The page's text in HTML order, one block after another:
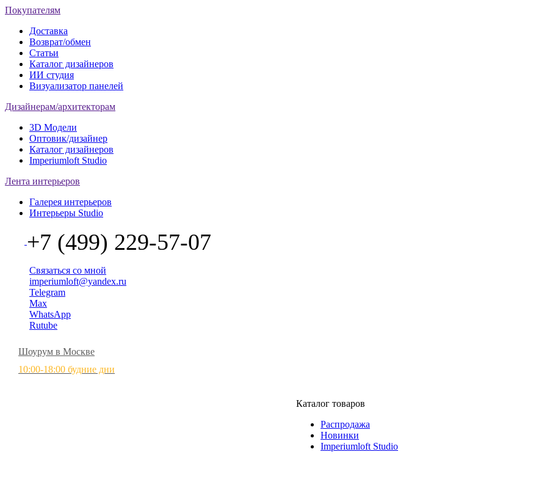
Покупателям
Доставка
Возврат/обмен
Статьи
Каталог дизайнеров
ИИ студия
Визуализатор панелей
Дизайнерам/архитекторам
3D Модели
Оптовик/дизайнер
Каталог дизайнеров
Imperiumloft Studio
Лента интерьеров
Галерея интерьеров
Интерьеры Studio
+7 (499) 229-57-07
Связаться со мной
imperiumloft@yandex.ru
Telegram
Max
WhatsApp
Rutube
Шоурум в Москве
10:00-18:00 будние дни
Каталог товаров
Распродажа
Новинки
Imperiumloft Studio